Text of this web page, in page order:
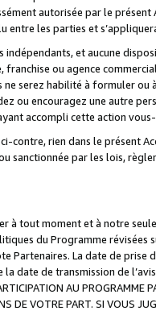
autorisée par le
les parties et
indépendants, et aucune
franchise ou agence
ne serez habilité à formuler
ou encouragez une autre
accompli cette action
rien dans le présent
sanctionnée par les lois,
à tout moment et à notre
du Programme
Partenaires. La date de
date de transmission de
AU PROGRAMME
DE VOTRE PART. SI VOUS